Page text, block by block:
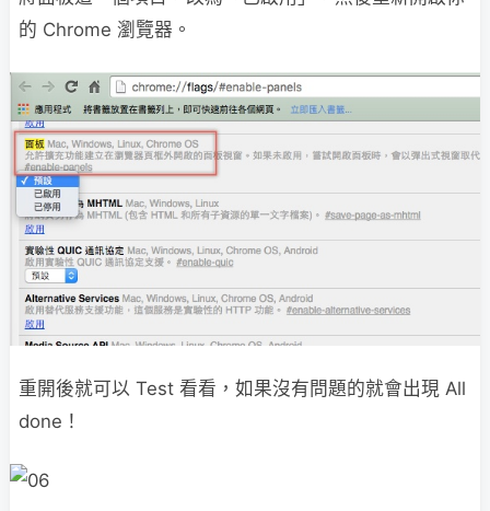
的 Chrome 瀏覽器。
重開後就可以 Test 看看，如果沒有問題的就會出現 All
done！